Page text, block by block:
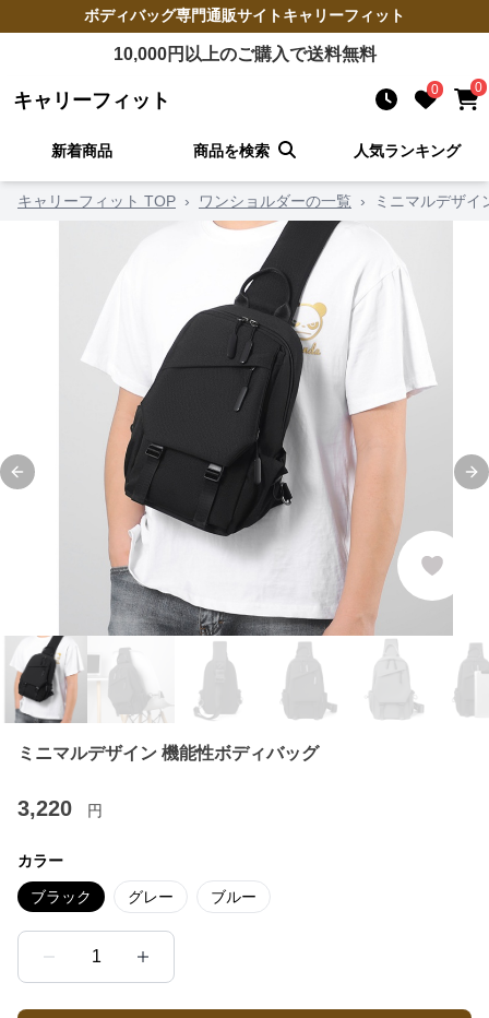
ボディバッグ専門通販サイトキャリーフィット
10,000円以上のご購入で送料無料
キャリーフィット 0 0
新着商品 商品を検索 人気ランキング
キャリーフィット TOP › ワンショルダーの一覧 › ミニマルデザイ
Previous slide
ミニマルデザイン 機能性ボディバッグ
3,220 円
カラー
ブラック グレー ブルー
1